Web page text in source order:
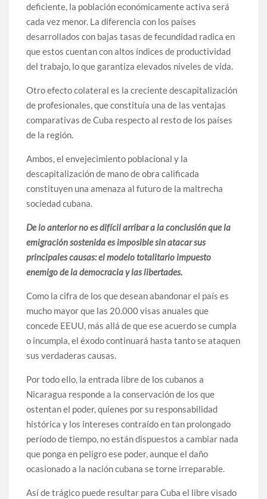
deficiente, la población económicamente activa será
cada vez menor. La diferencia con los países
desarrollados con bajas tasas de fecundidad radica en
que estos cuentan con altos índices de productividad
del trabajo, lo que garantiza elevados niveles de vida.
Otro efecto colateral es la creciente descapitalización
de profesionales, que constituía una de las ventajas
comparativas de Cuba respecto al resto de los países
de la región.
Ambos, el envejecimiento poblacional y la
descapitalización de mano de obra calificada
constituyen una amenaza al futuro de la maltrecha
sociedad cubana.
De lo anterior no es difícil arribar a la conclusión que la
emigración sostenida es imposible sin atacar sus
principales causas: el modelo totalitario impuesto
enemigo de la democracia y las libertades.
Como la cifra de los que desean abandonar el país es
mucho mayor que las 20.000 visas anuales que
concede EEUU, más allá de que ese acuerdo se cumpla
o incumpla, el éxodo continuará hasta tanto se ataquen
sus verdaderas causas.
Por todo ello, la entrada libre de los cubanos a
Nicaragua responde a la conservación de los que
ostentan el poder, quienes por su responsabilidad
histórica y los intereses contraído en tan prolongado
período de tiempo, no están dispuestos a cambiar nada
que ponga en peligro ese poder, aunque el daño
ocasionado a la nación cubana se torne irreparable.
Así de trágico puede resultar para Cuba el libre visado